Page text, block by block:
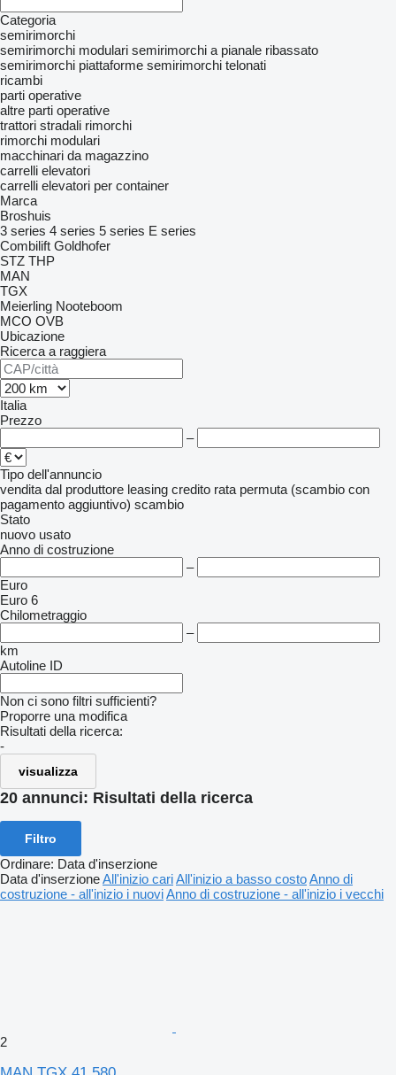
Categoria
semirimorchi
semirimorchi modulari semirimorchi a pianale ribassato
semirimorchi piattaforme semirimorchi telonati
ricambi
parti operative
altre parti operative
trattori stradali rimorchi
rimorchi modulari
macchinari da magazzino
carrelli elevatori
carrelli elevatori per container
Marca
Broshuis
3 series 4 series 5 series E series
Combilift Goldhofer
STZ THP
MAN
TGX
Meierling Nooteboom
MCO OVB
Ubicazione
Ricerca a raggiera
Italia
Prezzo
–
Tipo dell'annuncio
vendita dal produttore leasing credito rata permuta (scambio con
pagamento aggiuntivo) scambio
Stato
nuovo usato
Anno di costruzione
–
Euro
Euro 6
Chilometraggio
–
km
Autoline ID
Non ci sono filtri sufficienti?
Proporre una modifica
Risultati della ricerca:
-
visualizza
20 annunci: Risultati della ricerca
Filtro
Ordinare: Data d'inserzione
Data d'inserzioneAll'inizio cariAll'inizio a basso costoAnno di
costruzione - all'inizio i nuoviAnno di costruzione - all'inizio i vecchi
2